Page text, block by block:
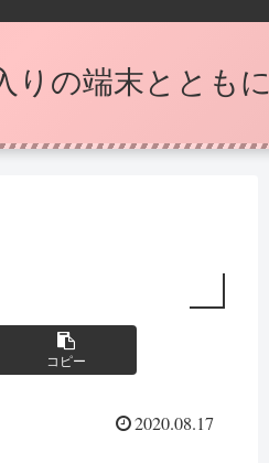
りの端末とともに
コピー
2020.08.17